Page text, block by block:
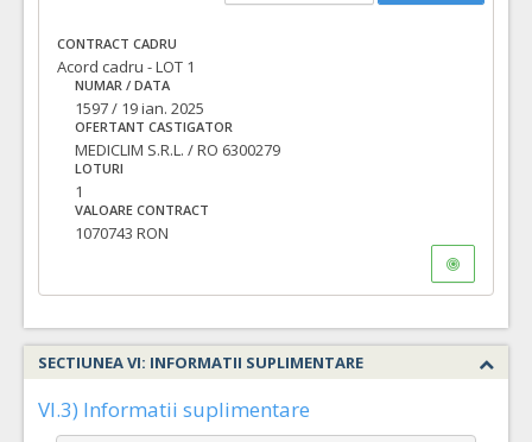
CONTRACT CADRU
Acord cadru - LOT 1
NUMAR / DATA
1597 / 19 ian. 2025
OFERTANT CASTIGATOR
MEDICLIM S.R.L. / RO 6300279
LOTURI
1
VALOARE CONTRACT
1070743 RON
SECTIUNEA VI: INFORMATII SUPLIMENTARE
VI.3) Informatii suplimentare